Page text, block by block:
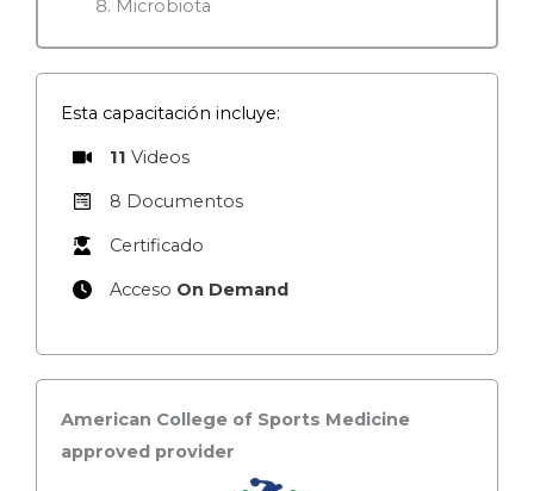
Microbiota
Esta capacitación incluye:
11 Videos
8 Documentos
Certificado
Acceso On Demand
American College of Sports Medicine
approved provider